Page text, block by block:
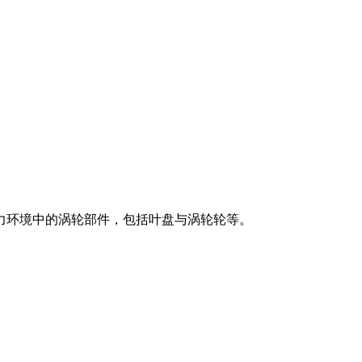
境中的涡轮部件，包括叶盘与涡轮轮等。